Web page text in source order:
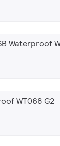
Waterproof
WT068 G2